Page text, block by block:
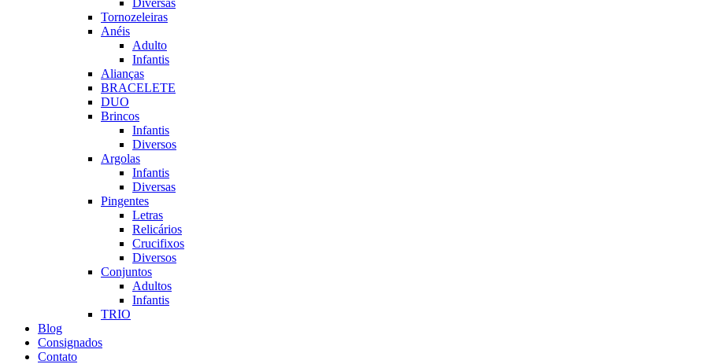
Diversas
Tornozeleiras
Anéis
Adulto
Infantis
Alianças
BRACELETE
DUO
Brincos
Infantis
Diversos
Argolas
Infantis
Diversas
Pingentes
Letras
Relicários
Crucifixos
Diversos
Conjuntos
Adultos
Infantis
TRIO
Blog
Consignados
Contato